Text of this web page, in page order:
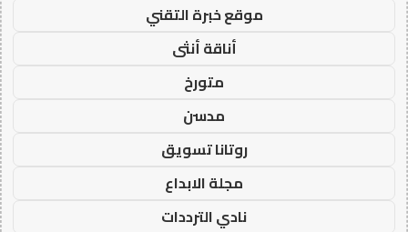
موقع خبرة التقني
أناقة أنثى
متورخ
مدسن
روتانا تسويق
مجلة الابداع
نادي الترددات